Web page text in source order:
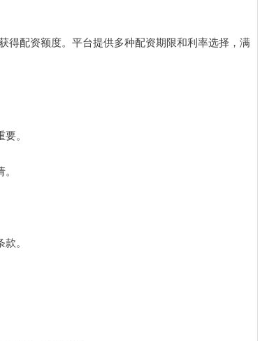
得配资额度。平台提供多种配资期限和利率选择，满
。
。